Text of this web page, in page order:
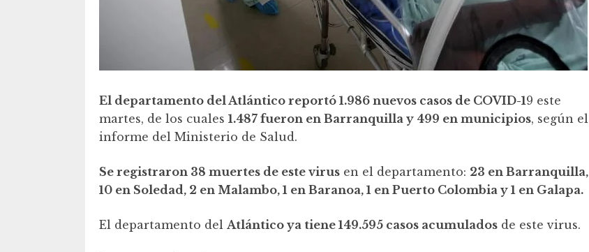
El departamento del Atlántico reportó 1.986 nuevos casos de COVID-19 este
martes, de los cuales 1.487 fueron en Barranquilla y 499 en municipios, según el
informe del Ministerio de Salud.
Se registraron 38 muertes de este virus en el departamento: 23 en Barranquilla,
10 en Soledad, 2 en Malambo, 1 en Baranoa, 1 en Puerto Colombia y 1 en Galapa.
El departamento del Atlántico ya tiene 149.595 casos acumulados de este virus.